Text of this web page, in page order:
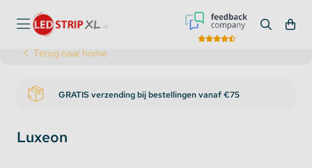
Terug naar home
GRATIS verzending bij bestellingen vanaf €75
Luxeon